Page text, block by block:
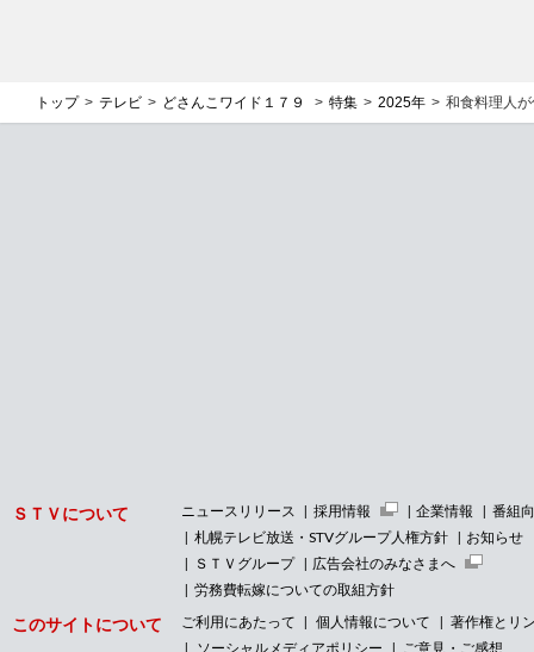
トップ テレビ どさんこワイド１７９ 特集 2025年 和食料理人
ＳＴＶについて ニュースリリース 採用情報 企業情報
番組
札幌テレビ放送・STVグループ人権方針
お知らせ
ＳＴＶグループ
広告会社のみなさまへ
労務費転嫁についての取組方針
このサイトについて ご利用にあたって 個人情報について
著作権とリ
ソーシャルメディアポリシー
ご意見・ご感想